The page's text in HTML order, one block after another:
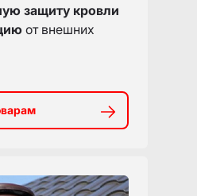
защиту кровли
от внешних